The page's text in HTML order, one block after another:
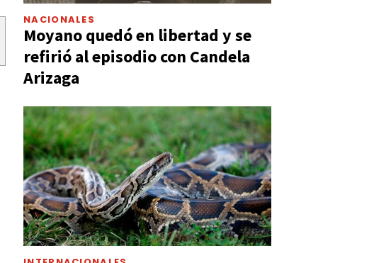
NACIONALES
Moyano quedó en libertad y se
refirió al episodio con Candela
Arizaga